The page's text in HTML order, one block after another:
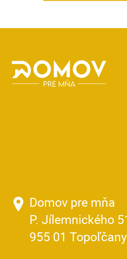
Domov pre mňa
P. Jílemnického
955 01 Topoľčany